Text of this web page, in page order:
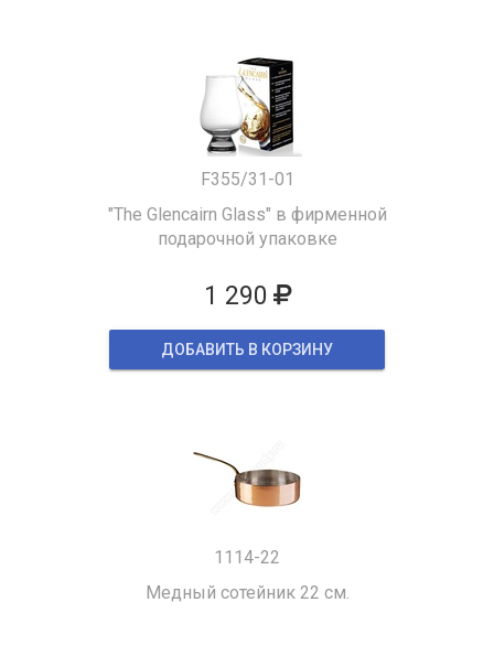
F355/31-01
"The Glencairn Glass" в фирменной
подарочной упаковке
1 290
ДОБАВИТЬ В КОРЗИНУ
1114-22
Медный сотейник 22 см.